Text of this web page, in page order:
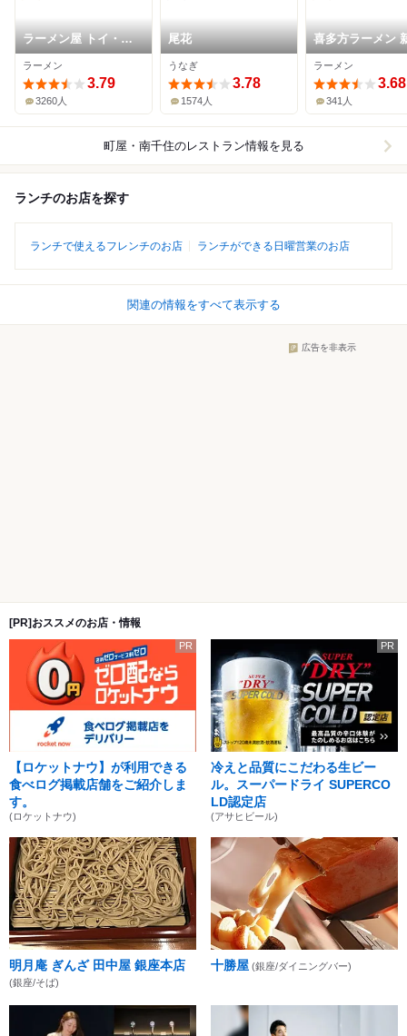
ラーメン屋 トイ・ボ
ックス
ラーメン
3.79
3260人
尾花
うなぎ
3.78
1574人
喜多方ラーメン
ま
ラーメン
3.68
341人
町屋・南千住のレストラン情報を見る
ランチのお店を探す
ランチで使えるフレンチのお店 ランチができる日曜営業のお店
関連の情報をすべて表示する
広告を非表示
[PR]おススメのお店・情報
PR
【ロケットナウ】が利用できる
食べログ掲載店舗をご紹介しま
す。
(ロケットナウ)
PR
冷えと品質にこだわる生ビー
ル。スーパードライ SUPERCO
LD認定店
(アサヒビール)
明月庵 ぎんざ 田中屋 銀座本店
(銀座/そば)
十勝屋 (銀座/ダイニングバー)